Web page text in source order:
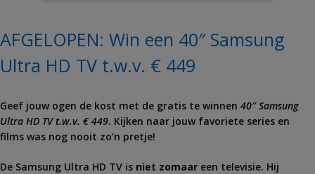
AFGELOPEN: Win een 40″ Samsung
Ultra HD TV t.w.v. € 449
Geef jouw ogen de kost met de gratis te winnen 40″ Samsung
Ultra HD TV t.w.v. € 449. Kijken naar jouw favoriete series en
films was nog nooit zo’n pretje!
De Samsung Ultra HD TV is niet zomaar een televisie. Hij